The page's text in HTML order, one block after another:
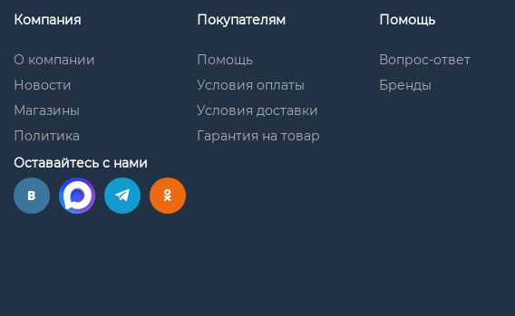
Компания
О компании
Новости
Магазины
Политика
Покупателям
Помощь
Условия оплаты
Условия доставки
Гарантия на товар
Помощь
Вопрос-ответ
Бренды
Оставайтесь с нами